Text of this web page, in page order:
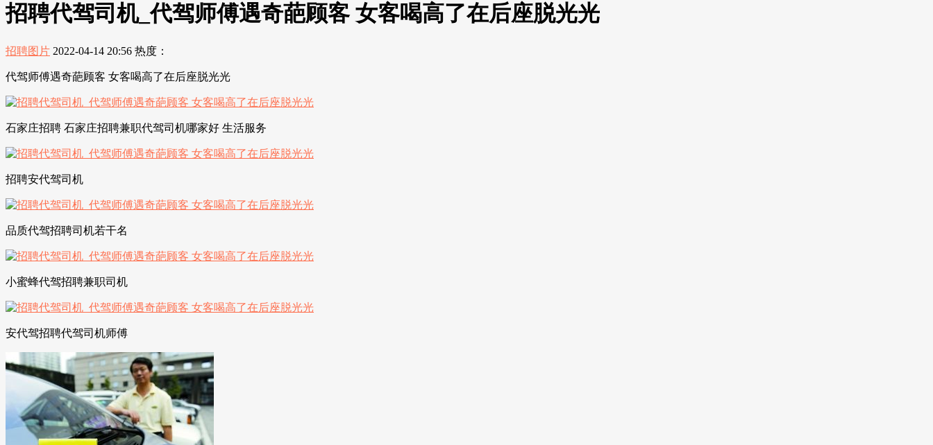
招聘代驾司机_代驾师傅遇奇葩顾客 女客喝高了在后座脱光光
招聘图片 2022-04-14 20:56 热度：
代驾师傅遇奇葩顾客 女客喝高了在后座脱光光
石家庄招聘 石家庄招聘兼职代驾司机哪家好 生活服务
招聘安代驾司机
品质代驾招聘司机若干名
小蜜蜂代驾招聘兼职司机
安代驾招聘代驾司机师傅